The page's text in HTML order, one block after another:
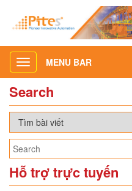
Toggle
navigation
MENU BAR
Search
Hỗ trợ trực tuyến